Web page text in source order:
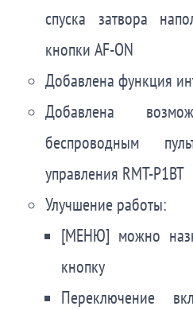
спуска затвора
кнопки AF-ON
Добавлена функция
Добавлена
беспроводным
управления RMT-P1BT
Улучшение работы:
[МЕНЮ] можно
кнопку
Переключение